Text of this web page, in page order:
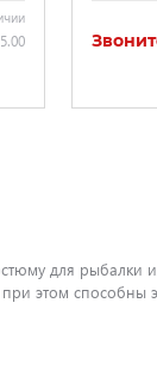
5.00
для рыбалки
этом способны